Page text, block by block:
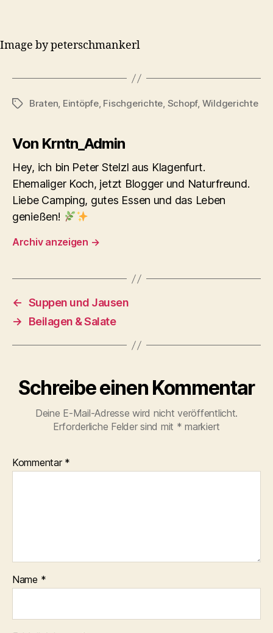
Image by peterschmankerl
Schlagwörter
Braten, Eintöpfe, Fischgerichte, Schopf, Wildgerichte
Von Krntn_Admin
Hey, ich bin Peter Stelzl aus Klagenfurt.
Ehemaliger Koch, jetzt Blogger und Naturfreund.
Liebe Camping, gutes Essen und das Leben
genießen!
Archiv anzeigen →
← Suppen und Jausen
→
Beilagen & Salate
Schreibe einen Kommentar
Deine E-Mail-Adresse wird nicht veröffentlicht.
Erforderliche Felder sind mit * markiert
Kommentar *
Name *